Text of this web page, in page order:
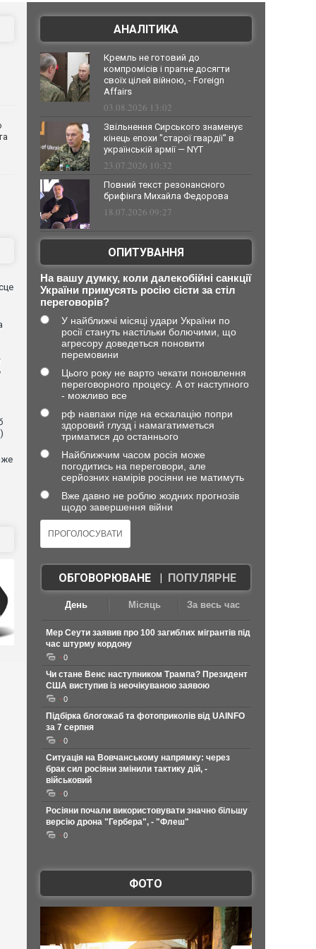
АНАЛІТИКА
Кремль не готовий до
компромісів і прагне досягти
своїх цілей війною, - Foreign
Affairs
03.08.2026 13:02
Звільнення Сирського знаменує
кінець епохи "старої гвардії" в
українській армії — NYT
23.07.2026 10:32
Повний текст резонансного
брифінга Михайла Федорова
18.07.2026 09:27
ОПИТУВАННЯ
На вашу думку, коли далекобійні санкції
України примусять росію сісти за стіл
переговорів?
У найближчі місяці удари України по
росії стануть настільки болючими, що
агресору доведеться поновити
перемовини
Цього року не варто чекати поновлення
переговорного процесу. А от наступного
- можливо все
рф навпаки піде на ескалацію попри
здоровий глузд і намагатиметься
триматися до останнього
Найближчим часом росія може
погодитись на переговори, але
серйозних намірів росіяни не матимуть
Вже давно не роблю жодних прогнозів
щодо завершення війни
ОБГОВОРЮВАНЕ| ПОПУЛЯРНЕ
День Місяць За весь час
Мер Сеути заявив про 100 загиблих мігрантів під
час штурму кордону
0
Чи стане Венс наступником Трампа? Президент
США виступив із неочікуваною заявою
0
Підбірка блогожаб та фотоприколів від UAINFO
за 7 серпня
0
Ситуація на Вовчанському напрямку: через
брак сил росіяни змінили тактику дій, -
військовий
0
Росіяни почали використовувати значно більшу
версію дрона "Гербера", - "Флеш"
0
ФОТО